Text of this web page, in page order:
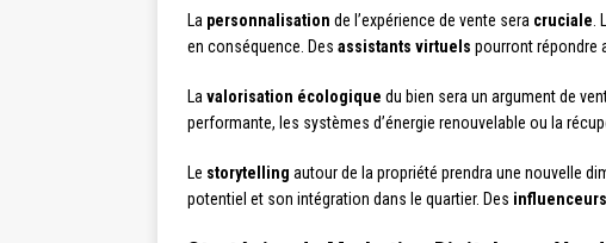
La personnalisation de l’expérience de vente sera cruciale
en conséquence. Des assistants virtuels pourront répondre
La valorisation écologique du bien sera un argument de
performante, les systèmes d’énergie renouvelable ou la
Le storytelling autour de la propriété prendra une nouvelle
potentiel et son intégration dans le quartier. Des